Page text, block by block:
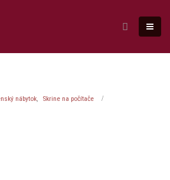
nábytok,
Skrine na počítače